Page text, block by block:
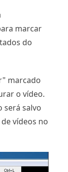
marcar
do
marcado
o vídeo.
será salvo
vídeos no